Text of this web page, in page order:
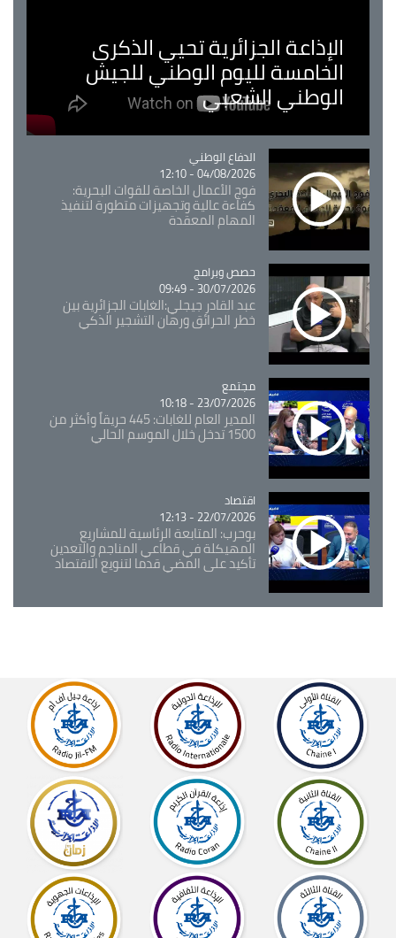
الإذاعة الجزائرية تحيي الذكرى
الخامسة لليوم الوطني للجيش
الوطني الشعبي
Catégorie
الدفاع الوطني
04/08/2026 - 12:10
فوج الأعمال الخاصة للقوات البحرية:
كفاءة عالية وتجهيزات متطورة لتنفيذ
المهام المعقدة
Catégorie
حصص وبرامج
30/07/2026 - 09:49
عبد القادر جيجلي:الغابات الجزائرية بين
خطر الحرائق ورهان التشجير الذكي
Catégorie
مجتمع
23/07/2026 - 10:18
المدير العام للغابات: 445 حريقاً وأكثر من
1500 تدخل خلال الموسم الحالي
Catégorie
اقتصاد
22/07/2026 - 12:13
بوحرب: المتابعة الرئاسية للمشاريع
المهيكلة في قطاعي المناجم والتعدين
تأكيد على المضي قدما لتنويع الاقتصاد